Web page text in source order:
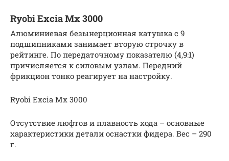
Ryobi Excia Mx 3000
Алюминиевая безынерционная катушка с 9
подшипниками занимает вторую строчку в
рейтинге. По передаточному показателю (4,9:1)
причисляется к силовым узлам. Передний
фрикцион тонко реагирует на настройку.
Ryobi Excia Mx 3000
Отсутствие люфтов и плавность хода – основные
характеристики детали оснастки фидера. Вес – 290
г.